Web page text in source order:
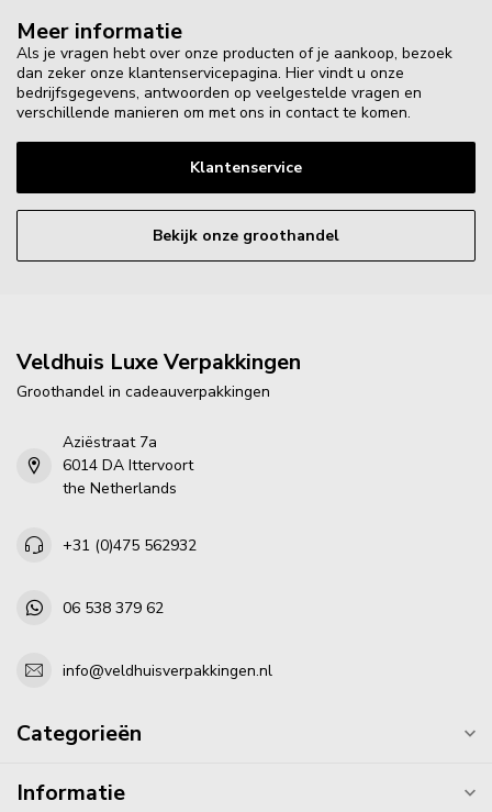
Meer informatie
Als je vragen hebt over onze producten of je aankoop, bezoek
dan zeker onze klantenservicepagina. Hier vindt u onze
bedrijfsgegevens, antwoorden op veelgestelde vragen en
verschillende manieren om met ons in contact te komen.
Klantenservice
Bekijk onze groothandel
Veldhuis Luxe Verpakkingen
Groothandel in cadeauverpakkingen
Aziëstraat 7a
6014 DA Ittervoort
the Netherlands
+31 (0)475 562932
06 538 379 62
info@veldhuisverpakkingen.nl
Categorieën
Informatie